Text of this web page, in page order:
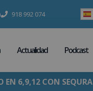
918 992 074
Actualidad Podcast
EN 6,9,12 CON SEQURA